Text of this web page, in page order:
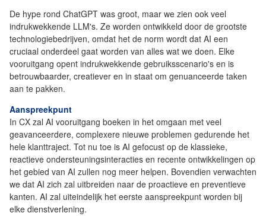
De hype rond ChatGPT was groot, maar we zien ook veel
indrukwekkende LLM's. Ze worden ontwikkeld door de grootste
technologiebedrijven, omdat het de norm wordt dat AI een
cruciaal onderdeel gaat worden van alles wat we doen. Elke
vooruitgang opent indrukwekkende gebruiksscenario's en is
betrouwbaarder, creatiever en in staat om genuanceerde taken
aan te pakken.
Aanspreekpunt
In CX zal AI vooruitgang boeken in het omgaan met veel
geavanceerdere, complexere nieuwe problemen gedurende het
hele klanttraject. Tot nu toe is AI gefocust op de klassieke,
reactieve ondersteuningsinteracties en recente ontwikkelingen op
het gebied van AI zullen nog meer helpen. Bovendien verwachten
we dat AI zich zal uitbreiden naar de proactieve en preventieve
kanten. AI zal uiteindelijk het eerste aanspreekpunt worden bij
elke dienstverlening.